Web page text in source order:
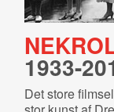
1933-
Det store